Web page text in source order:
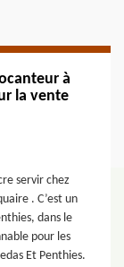
à
la vente
servir chez
. C’est un
dans le
pour les
Et Penthies.